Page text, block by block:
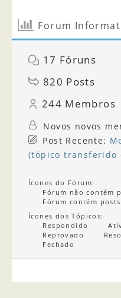
Forum
17 Fóruns
820 Posts
244 Membros
Novos novos
Post Recente:
(tópico transferido
Ícones do Fórum:
Fórum não contém
Fórum contém
Ícones dos Tópicos:
Respondido
Reprovado
Fechado